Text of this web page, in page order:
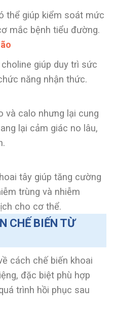
thể giúp kiểm soát mức
mắc bệnh tiểu đường.
giúp duy trì sức
năng nhận thức.
và calo nhưng lại cung
lại cảm giác no lâu,
tây giúp tăng cường
trùng và nhiễm
cho cơ thể.
CHẾ BIẾN TỪ
cách chế biến khoai
đặc biệt phù hợp
trình hồi phục sau